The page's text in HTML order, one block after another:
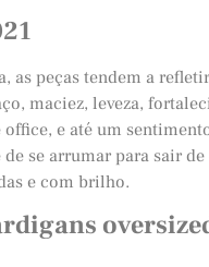
as peças tendem a
maciez, leveza,
e até um
de se arrumar para sair
e com brilho.